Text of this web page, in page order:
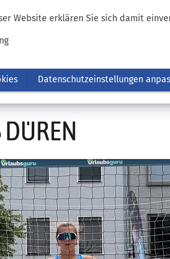
Website erklären Sie sich damit
Datenschutzeinstellungen